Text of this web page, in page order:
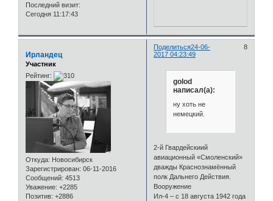
Последний визит:
Сегодня 11:17:43
Поделиться 8
24-06-
2017 04:23:49
Ирландец
Участник
Рейтинг:
Откуда: Новосибирск
Зарегистрирован: 06-11-2016
Сообщений: 4513
Уважение: +2285
Позитив: +2886
golod
написал(а):
ну хоть не
немецкий.
2-й Гвардейскиий
авиационный «Смоленский»
дважды Краснознамённый
полк Дальнего Действия.
Вооружение
Ил-4 – с 18 августа 1942 года